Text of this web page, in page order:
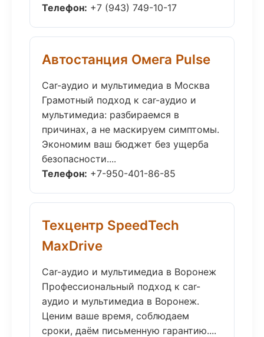
Телефон: +7 (943) 749-10-17
Автостанция Омега Pulse
Car-аудио и мультимедиа в Москва
Грамотный подход к car-аудио и
мультимедиа: разбираемся в
причинах, а не маскируем симптомы.
Экономим ваш бюджет без ущерба
безопасности....
Телефон: +7-950-401-86-85
Техцентр SpeedTech
MaxDrive
Car-аудио и мультимедиа в Воронеж
Профессиональный подход к car-
аудио и мультимедиа в Воронеж.
Ценим ваше время, соблюдаем
сроки, даём письменную гарантию....